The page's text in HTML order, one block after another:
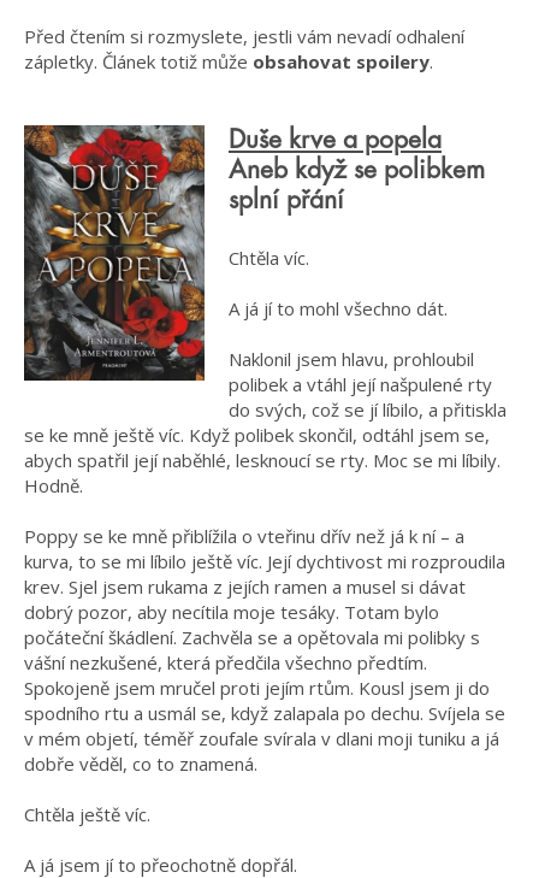
Před čtením si rozmyslete, jestli vám nevadí odhalení
zápletky. Článek totiž může obsahovat spoilery.
Duše krve a popela
Aneb když se polibkem
splní přání
Chtěla víc.
A já jí to mohl všechno dát.
Naklonil jsem hlavu, prohloubil
polibek a vtáhl její našpulené rty
do svých, což se jí líbilo, a přitiskla
se ke mně ještě víc. Když polibek skončil, odtáhl jsem se,
abych spatřil její naběhlé, lesknoucí se rty. Moc se mi líbily.
Hodně.
Poppy se ke mně přiblížila o vteřinu dřív než já k ní – a
kurva, to se mi líbilo ještě víc. Její dychtivost mi rozproudila
krev. Sjel jsem rukama z jejích ramen a musel si dávat
dobrý pozor, aby necítila moje tesáky. Totam bylo
počáteční škádlení. Zachvěla se a opětovala mi polibky s
vášní nezkušené, která předčila všechno předtím.
Spokojeně jsem mručel proti jejím rtům. Kousl jsem ji do
spodního rtu a usmál se, když zalapala po dechu. Svíjela se
v mém objetí, téměř zoufale svírala v dlani moji tuniku a já
dobře věděl, co to znamená.
Chtěla ještě víc.
A já jsem jí to přeochotně dopřál.